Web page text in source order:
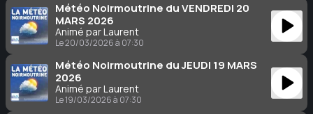
Météo Noirmoutrine du VENDREDI 20
MARS 2026
Animé par Laurent
Le 20/03/2026 à 07:30
Météo Noirmoutrine du JEUDI 19 MARS
2026
Animé par Laurent
Le 19/03/2026 à 07:30